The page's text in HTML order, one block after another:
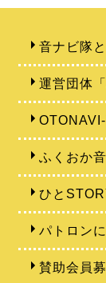
音ナビ隊
運営団体
ふくおか
ひと
パトロン
賛助会員